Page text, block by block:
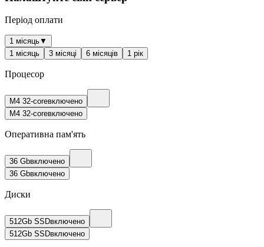
Період оплати
1 місяць▼
1 місяць
3 місяці 6 місяців 1 рік
Процесор
M4 32-coreвключено
M4 32-coreвключено
Оперативна пам'ять
36 Gbвключено
36 Gbвключено
Диски
512Gb SSDвключено
512Gb SSDвключено